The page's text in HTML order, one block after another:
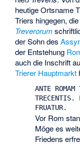
heutige Ortsname
Triers hingegen,
Treverorum
der Sohn des
der Entstehung
auch die Inschrift
Trierer Hauptmarkt
ANTE
TRECENTIS.
FRUATUR.
Vor Rom
Möge es
Friedens